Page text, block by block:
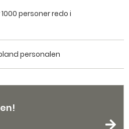
personer redo i
personalen